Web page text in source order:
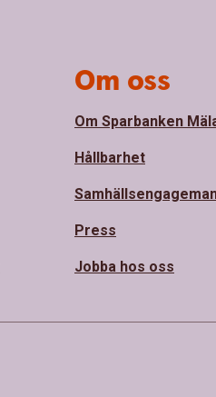
Om oss
Om Sparbanken
Hållbarhet
Press
Jobba hos oss